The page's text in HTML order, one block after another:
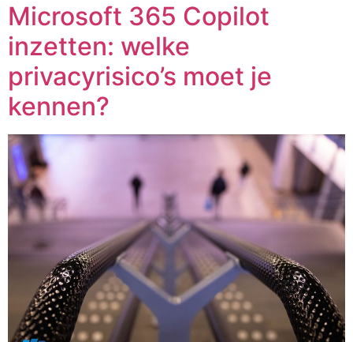
Microsoft 365 Copilot
inzetten: welke
privacyrisico’s moet je
kennen?